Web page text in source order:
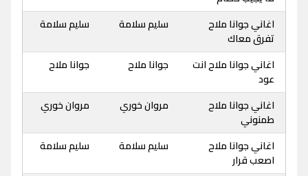
اغاني جوانا ملاح
تفرق معاك
سليم سلامة سليم سلامة
اغاني جوانا ملاح انت
عود
جوانا ملاح جوانا ملاح
اغاني جوانا ملاح
طمنوني
مروان خوري مروان خوري
اغاني جوانا ملاح
اصعب قرار
سليم سلامة سليم سلامة